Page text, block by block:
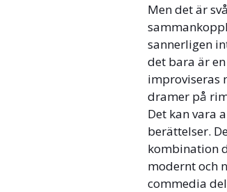
Men det är
sannerligen
det bara är
improviseras
dramer på
Det kan vara
berättelser.
kombination
modernt och
commedia